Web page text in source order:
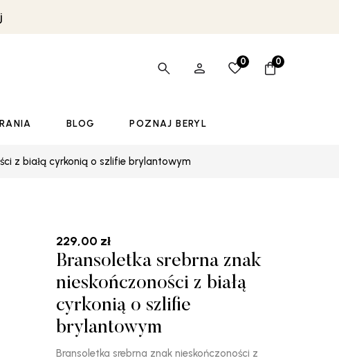
0 0
BLOG POZNAJ BERYL
z białą cyrkonią o szlifie brylantowym
229,00 zł
Bransoletka srebrna znak
nieskończoności z białą
cyrkonią o szlifie
brylantowym
Bransoletka srebrna znak nieskończoności z